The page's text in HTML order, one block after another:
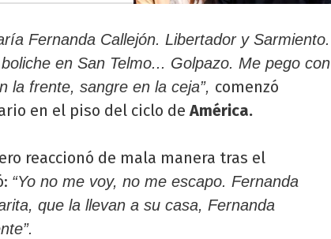
Fernanda Callejón. Libertador y Sarmiento.
en San Telmo... Golpazo. Me pego con
la frente, sangre en la ceja”, comenzó
en el piso del ciclo de América.
reaccionó de mala manera tras el
“Yo no me voy, no me escapo. Fernanda
que la llevan a su casa, Fernanda